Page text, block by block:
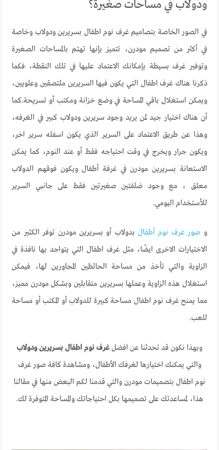
ودولاب في مساحات صغيرة؟
في الصور الخاصة بتصاميم غرف نوم اطفال بسريرين ودولاب وخاصة
في أكثر من تصميم مودرن، تتميز بإنها تهتم بالمساحات الصغيرة
وتوفير غرف بسيطة بإمكانك الاعتماد عليها في تلك النقطة، فكما
ذكرنا هناك غرف اطفال التي يكون فيها السريرين ملتصقين وعلويين،
ويمكن استغلال باقي المساحة في وضع خزانة ومكتب أو تسريحة.كما
أن هناك اختيار جيد لمن يريد وجود سريرين ودولاب كبير في الغرفه،
وهذا عن طريق الاعتماد على السرير الذي يكون اسفله سرير اخر،
ويكون جرار ويخرج في وقت احتياجه فقط أو عند النوم، كما يمكن
الاستعانة بسريرين مودرن في غرفة أطفال ويكون فوقهم الدولاب
معلق ، مع وجود ضلفتين صغيرتين فقط على جانبي السرير
للأستخدام اليومي.
و صور غرف نوم أطفالبدولاب أو بسريرين مودرن توفر الكثير من
الاختيارات الاخرى ايضًا، مثل غرف اطفال التي يتواجد بها نافذة في
الزاوية والتي تأخذ من مساحة الحائطين المجاورين لها، فيمكن
استغلال هذه الزاوية وعملها بسريرين متقابلين وبشكل مودرن مميز،
مما يمنح غرف نوم اطفال مساحة كبيرة للدولاب أو المكتب أو مساحة
للعب.
وبهذا نكون قد تحدثنا عن افضلغرف نوم اطفال بسريرين ودولاب
والتي يمكنك اختيارها لغرفك الأطفال، ومشاهدة كافة صور غرف
نوم اطفال بتصميمات مودرن والتي قدمنا لكم البعض منها في مقالنا
هذا، لمساعدتك على تصميمها بكل احتياجاتك والمساحة المتوفرة لك.